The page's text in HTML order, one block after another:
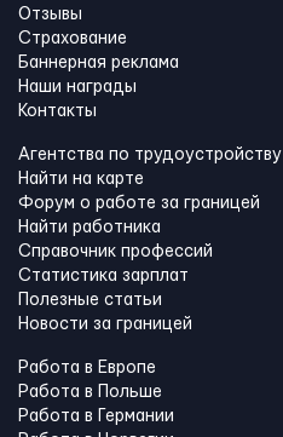
Отзывы
Страхование
Баннерная реклама
Наши награды
Контакты
Агентства по трудоустройству
Найти на карте
Форум о работе за границей
Найти работника
Справочник профессий
Статистика зарплат
Полезные статьи
Новости за границей
Работа в Европе
Работа в Польше
Работа в Германии